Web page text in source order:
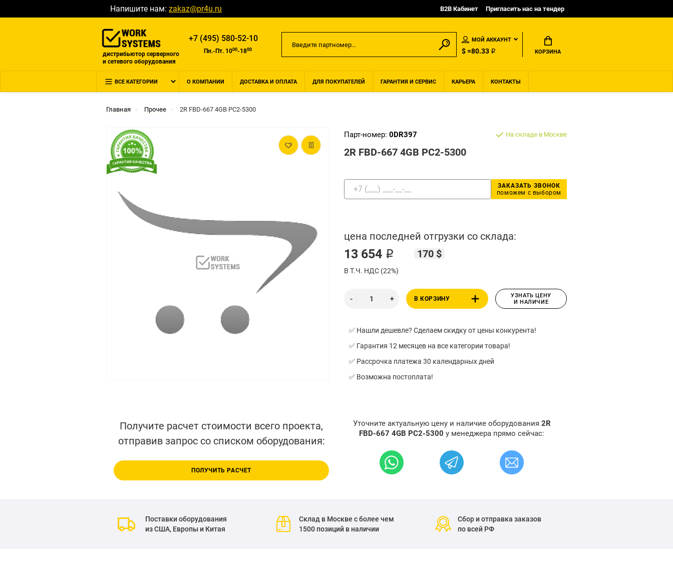
Напишите нам: zakaz@pr4u.ru B2B Кабинет Пригласить нас на тендер
дистрибьютор серверного
и сетевого оборудования
+7 (495) 580-52-10
Пн.-Пт. 1000-1800
МОЙ АККАУНТ
$ =80.33 ₽ КОРЗИНА
ВСЕ КАТЕГОРИИ О КОМПАНИИ ДОСТАВКА И ОПЛАТА ДЛЯ ПОКУПАТЕЛЕЙ ГАРАНТИЯ И СЕРВИС КАРЬЕРА КОНТАКТЫ
Главная Прочее 2R FBD-667 4GB PC2-5300
Парт-номер: 0DR397
2R FBD-667 4GB PC2-5300
На складе в Москве
ЗАКАЗАТЬ ЗВОНОК
поможем с выбором
цена последней отгрузки со склада:
13 654 ₽ 170 $
В Т.Ч. НДС (22%)
В КОРЗИНУ
УЗНАТЬ ЦЕНУ
И НАЛИЧИЕ
✅ Нашли дешевле? Сделаем скидку от цены конкурента!
✅ Гарантия 12 месяцев на все категории товара!
✅ Рассрочка платежа 30 календарных дней
✅ Возможна постоплата!
Получите расчет стоимости всего проекта,
отправив запрос со списком оборудования:
ПОЛУЧИТЬ РАСЧЕТ
Уточните актуальную цену и наличие оборудования 2R
FBD-667 4GB PC2-5300 у менеджера прямо сейчас:
Поставки оборудования
из США, Европы и Китая
Склад в Москве с более чем
1500 позиций в наличии
Сбор и отправка заказов
по всей РФ